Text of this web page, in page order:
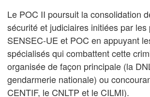
Le POC II poursuit la consolidation
sécurité et judiciaires initiées par les
SENSEC-UE et POC en appuyant
spécialisés qui combattent cette
organisée de façon principale (la
gendarmerie nationale) ou
CENTIF, le CNLTP et le CILMI).